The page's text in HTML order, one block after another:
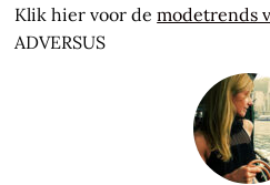
Klik hier voor demodetrends
ADVERSUS